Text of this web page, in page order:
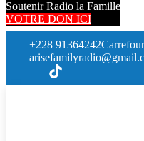
Soutenir Radio la Famille
VOTRE DON ICI
+228 91364242